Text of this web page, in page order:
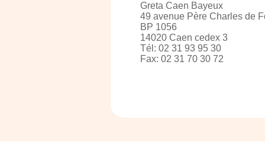
Greta Caen Bayeux
49 avenue Père Charles de
BP 1056
14020 Caen cedex 3
Tél: 02 31 93 95 30
Fax: 02 31 70 30 72